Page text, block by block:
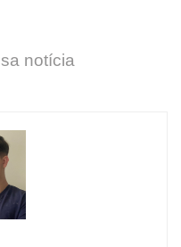
notícia